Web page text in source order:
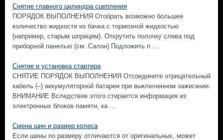
Снятие главного цилиндра сцепления
ПОРЯДОК ВЫПОЛНЕНИЯ Отобрать возможно большее
количество жидкости из бачка с тормозной жидкостью
(например, старым шприцем). Открутить полочку слева под
приборной панелью (см. Салон) Подложить п ...
Снятие и установка стартера
СНЯТИЕ ПОРЯДОК ВЫПОЛНЕНИЯ Отсоедините отрицательный
кабель (–) аккумуляторной батареи при выключенном зажигании.
ВНИМАНИЕ Вследствие этого стирается информация из
электронных блоков памяти, ка ...
Смена шин и размер колеса
Если шины по размеру отличаются от оригинальных, может